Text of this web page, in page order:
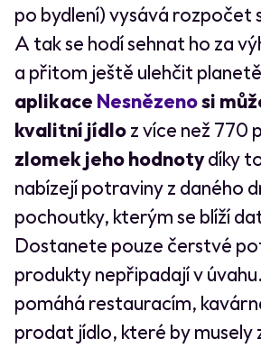
po bydlení) vysává rozpočet
A tak se hodí sehnat ho za
a přitom ještě ulehčit
aplikace Nesnězenosi
kvalitní jídloz více než 770
zlomek jeho hodnotydíky
nabízejí potraviny z daného
pochoutky, kterým se blíží
Dostanete pouze čerstvé
produkty nepřipadají v
pomáhá restauracím,
prodat jídlo, které by musely